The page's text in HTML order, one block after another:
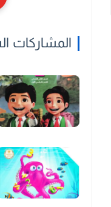
المشاركات